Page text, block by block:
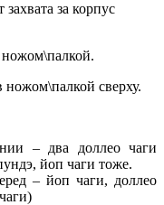
за корпус
ножом\палкой сверху.
– два доллео чаги
йоп чаги тоже.
– йоп чаги, доллео